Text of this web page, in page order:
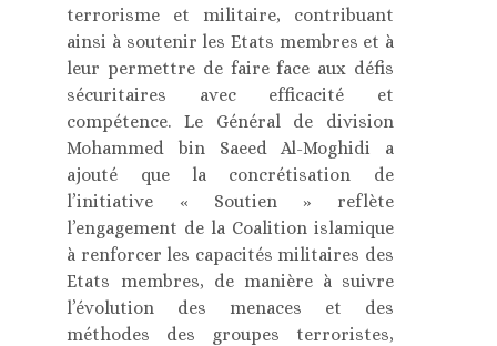
terrorisme et militaire, contribuant
ainsi à soutenir les Etats membres et à
leur permettre de faire face aux défis
sécuritaires avec efficacité et
compétence. Le Général de division
Mohammed bin Saeed Al-Moghidi a
ajouté que la concrétisation de
l’initiative « Soutien » reflète
l’engagement de la Coalition islamique
à renforcer les capacités militaires des
Etats membres, de manière à suivre
l’évolution des menaces et des
méthodes des groupes terroristes,